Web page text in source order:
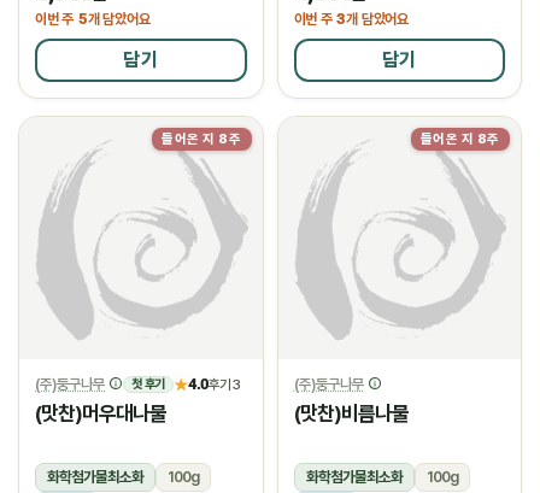
이번 주 5개 담았어요
담기
이번 주 3개 담았어요
담기
들어온 지 8주
(주)둥구나무 첫 후기 ★4.0후기 3
(맛찬)머우대나물
화학첨가물최소화
100g
들어온 지 8주
(주)둥구나무
(맛찬)비름나물
화학첨가물최소화
100g